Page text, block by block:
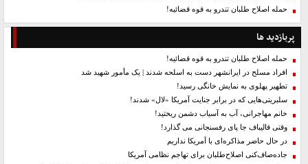
حمله اصلاح طلبان تندرو به قوه قضائیه!
پربازدید ها
حمله اصلاح طلبان تندرو به قوه قضائیه!
افراد مسلح در ایرانشهر دست به اسلحه شدند | یک مأمور شهید شد
تطهیر پهلوی به نمایش خانگی رسید!
سلبریتی‌هایی که در برابر جنایت آمریکا «لال» شدند!
خانم مهاجرانی، آب به آسیاب دشمن ریختید!
وقتی قالیباف جا پای رفسنجانی می گذارد!
در حال حاضر مذاکره‌ای با آمریکا نداریم
جاده‌صاف‌کنی اصلاح‌طلبان برای تهاجم نظامی آمریکا